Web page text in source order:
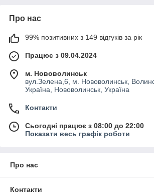
Про нас
99% позитивних з 149 відгуків за рік
Працює з 09.04.2024
м. Нововолинськ
вул.Зелена,6, м. Нововолинськ,
Україна, Нововолинськ, Україна
Контакти
Сьогодні працює з 08:00 до 22:00
Показати весь графік роботи
Про нас
Контакти